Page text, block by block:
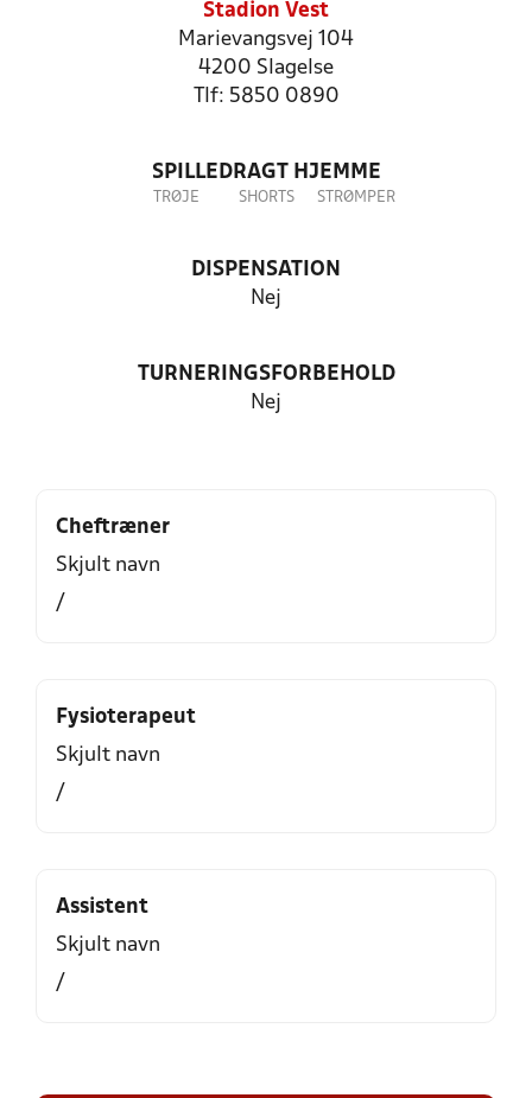
Stadion Vest
Marievangsvej 104
4200 Slagelse
Tlf: 5850 0890
SPILLEDRAGT HJEMME
TRØJE SHORTS STRØMPER
DISPENSATION
Nej
TURNERINGSFORBEHOLD
Nej
Cheftræner
Skjult navn
/
Fysioterapeut
Skjult navn
/
Assistent
Skjult navn
/